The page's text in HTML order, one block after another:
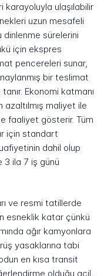
karayoluyla ulaşılabilir
uzun mesafeli
dinlenme sürelerini
için ekspres
pencereleri sunar,
bir teslimat
Ekonomi katmanı
maliyet ile
faaliyet gösterir. Tüm
için standart
dahil olup
3 ila 7 iş günü
ve resmi tatillerde
esneklik katar çünkü
ağır kamyonlara
yasaklarına tabi
en kısa transit
olduğu acil,